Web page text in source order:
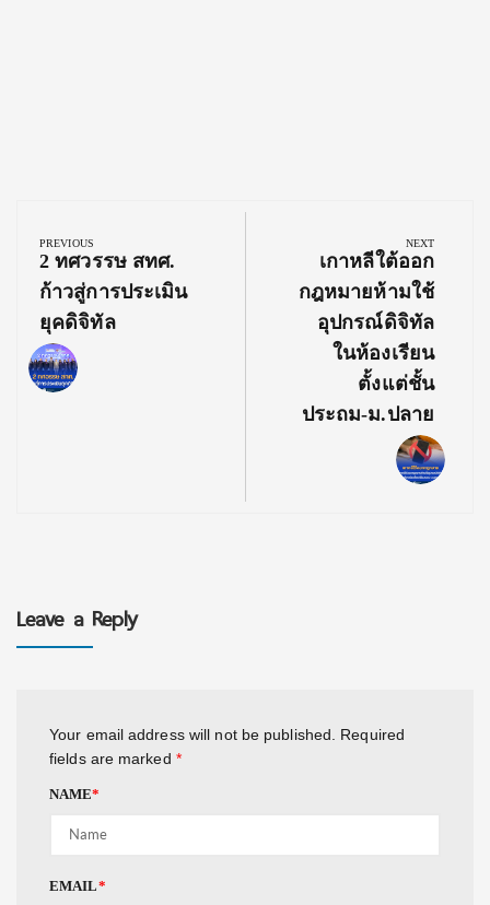
navigation
PREVIOUS
Previous
Post:
2 ทศวรรษ สทศ.
ก้าวสู่การประเมิน
ยุคดิจิทัล
NEXT
Next
Post:
เกาหลีใต้ออก
กฎหมายห้ามใช้
อุปกรณ์ดิจิทัล
ในห้องเรียน
ตั้งแต่ชั้น
ประถม-ม.ปลาย
Leave a Reply
Your email address will not be published.
Required
fields are marked *
NAME*
EMAIL*